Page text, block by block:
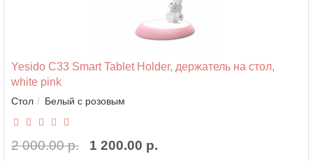
Yesido C33 Smart Tablet Holder, держатель на стол,
white pink
Стол Белый с розовым
2 000.00 р. 1 200.00 р.